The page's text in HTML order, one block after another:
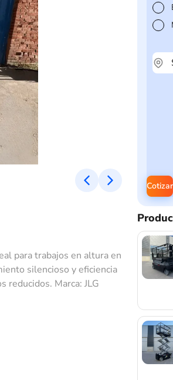
Cotizar
para trabajos en altura en
silencioso y eficiencia
reducidos. Marca: JLG